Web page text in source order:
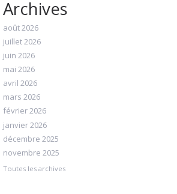
Archives
août 2026
juillet 2026
juin 2026
mai 2026
avril 2026
mars 2026
février 2026
janvier 2026
décembre 2025
novembre 2025
Toutes les archives